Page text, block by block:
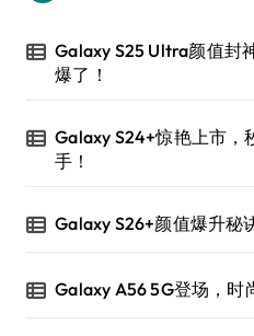
Galaxy S25 Ultra颜值封
爆了！
Galaxy S24+惊艳上市，
手！
Galaxy S26+颜值爆升秘
Galaxy A56 5G登场，时